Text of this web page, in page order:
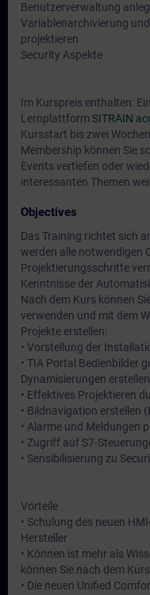
Benutzerverwaltung
Variablenarchivierung
projektieren
Security Aspekte
Im Kurspreis enthalten:
Lernplattform SITRAIN
Kursstart bis zwei
Membership können Sie
Events vertiefen oder
interessanten Themen
Objectives
Das Training richtet sich
werden alle notwendigen
Projektierungsschritte
Kenntnisse der
Nach dem Kurs können
verwenden und mit dem
Projekte erstellen:
• Vorstellung der
• TIA Portal Bedienbilder
Dynamisierungen erstellen
• Effektives Projektieren
• Bildnavigation erstellen
• Alarme und Meldungen
• Zugriff auf S7-
• Sensibilisierung zu
Vorteile
• Schulung des neuen
Hersteller
• Können ist mehr als
können Sie nach dem
• Die neuen Unified